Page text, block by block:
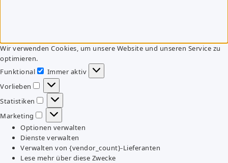
Wir verwenden Cookies, um unsere Website und unseren Service zu
optimieren.
Funktional
Funktional
Immer aktiv
Vorlieben
Vorlieben
Statistiken
Statistiken
Marketing
Marketing
Optionen verwalten
Dienste verwalten
Verwalten von {vendor_count}-Lieferanten
Lese mehr über diese Zwecke